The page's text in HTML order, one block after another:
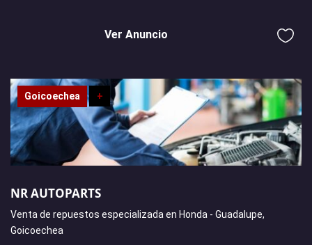
Ver Anuncio
Goicoechea +
NR AUTOPARTS
Venta de repuestos especializada en Honda - Guadalupe,
Goicoechea